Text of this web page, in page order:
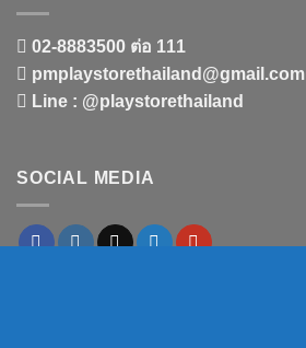
02-8883500 ต่อ 111
pmplaystorethailand@gmail.com
Line : @playstorethailand
SOCIAL MEDIA